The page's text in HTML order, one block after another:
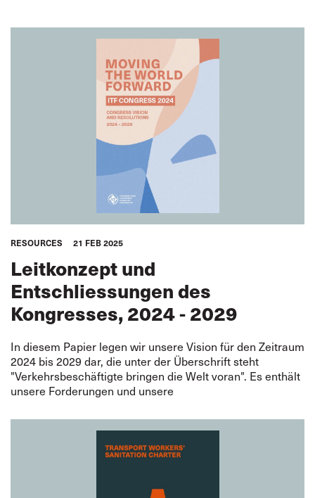
RESOURCES 21 FEB 2025
Leitkonzept und
Entschliessungen des
Kongresses, 2024 - 2029
In diesem Papier legen wir unsere Vision für den Zeitraum
2024 bis 2029 dar, die unter der Überschrift steht
"Verkehrsbeschäftigte bringen die Welt voran". Es enthält
unsere Forderungen und unsere